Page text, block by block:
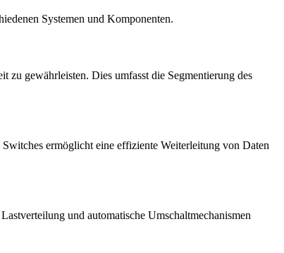
Systemen und Komponenten.
gewährleisten. Dies umfasst die Segmentierung des
ermöglicht eine effiziente Weiterleitung von Daten
und automatische Umschaltmechanismen